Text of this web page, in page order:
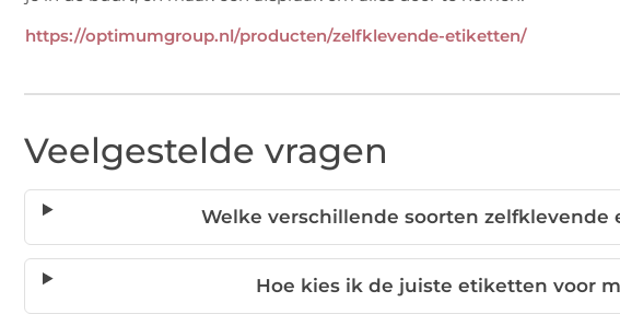
https://optimumgroup.nl/producten/zelfklevende-etiketten/
Veelgestelde vragen
Welke verschillende soorten zelfklevende
Hoe kies ik de juiste etiketten voor